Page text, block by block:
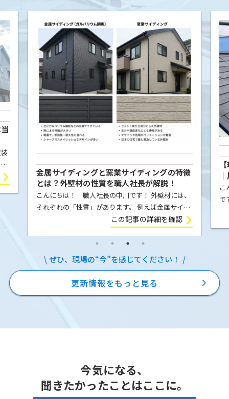
金属サイディングと窯業サイディングの特徴
とは？外壁材の性質を職人社長が解説！
こんにちは！ 職人社長の中川です！ 外壁材には、
それぞれの「性質」があります。 例えば金属サイデ
ィング（ガルバリウム鋼板）は、気温の変化によっ
て膨張したり収縮したりします。夏の強い日差しを
受ければ少し伸び、冬に気温が下が […]
この記事の詳細を確認
こ
で
ぜひ、現場の“今”を感じてください！
更新情報をもっと見る
今気になる、
聞きたかったことはここに。